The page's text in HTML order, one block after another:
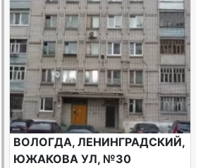
ВОЛОГДА, ЛЕНИНГРАДСКИЙ,
ЮЖАКОВА УЛ, №30